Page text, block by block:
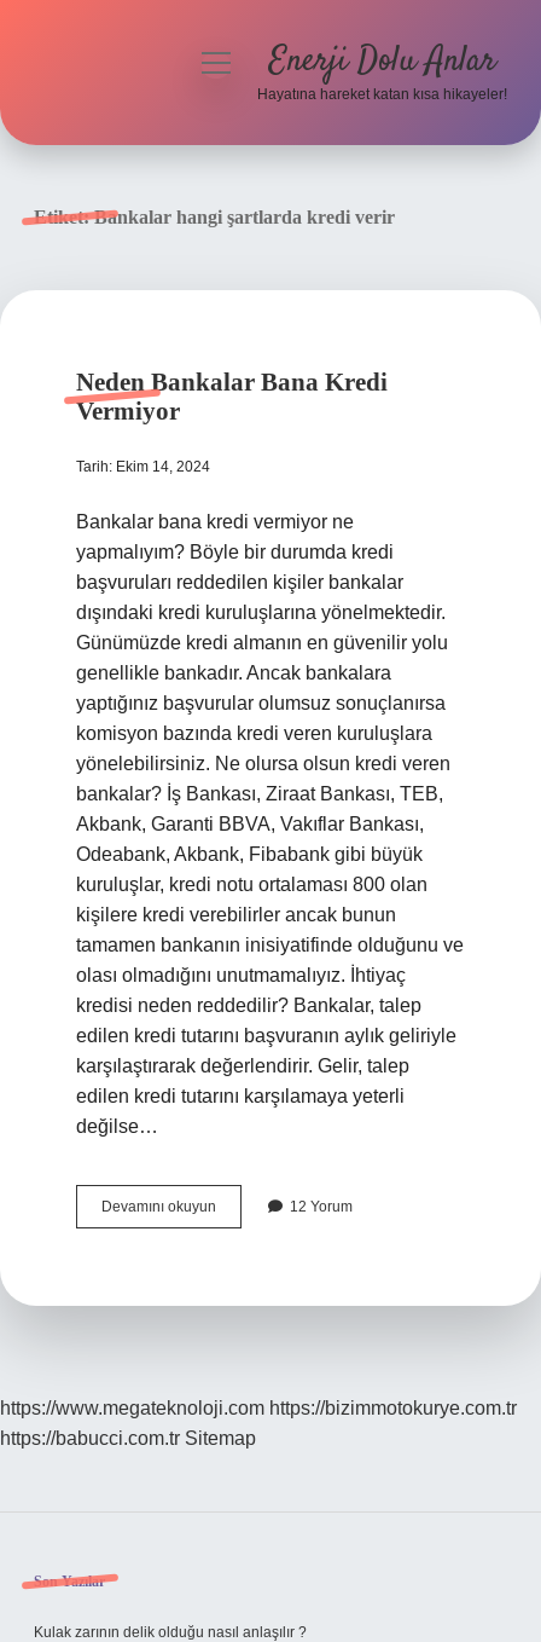
menüyüEnerji Dolu Anlar
Hayatına hareket katan kısa hikayeler!
Etiket:Bankalar hangi şartlarda kredi verir
Neden Bankalar Bana Kredi
Vermiyor
Tarih: Ekim 14, 2024
Bankalar bana kredi vermiyor ne
yapmalıyım? Böyle bir durumda kredi
başvuruları reddedilen kişiler bankalar
dışındaki kredi kuruluşlarına yönelmektedir.
Günümüzde kredi almanın en güvenilir yolu
genellikle bankadır. Ancak bankalara
yaptığınız başvurular olumsuz sonuçlanırsa
komisyon bazında kredi veren kuruluşlara
yönelebilirsiniz. Ne olursa olsun kredi veren
bankalar? İş Bankası, Ziraat Bankası, TEB,
Akbank, Garanti BBVA, Vakıflar Bankası,
Odeabank, Akbank, Fibabank gibi büyük
kuruluşlar, kredi notu ortalaması 800 olan
kişilere kredi verebilirler ancak bunun
tamamen bankanın inisiyatifinde olduğunu ve
olası olmadığını unutmamalıyız. İhtiyaç
kredisi neden reddedilir? Bankalar, talep
edilen kredi tutarını başvuranın aylık geliriyle
karşılaştırarak değerlendirir. Gelir, talep
edilen kredi tutarını karşılamaya yeterli
değilse…
Devamını okuyun
Bankalar
12 Yorum
https://www.megateknoloji.com https://bizimmotokurye.com.tr
https://babucci.com.tr Sitemap
Sidebar
Son Yazılar
Kulak zarının delik olduğu nasıl anlaşılır ?